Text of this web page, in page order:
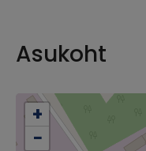
Asukoht
+
−